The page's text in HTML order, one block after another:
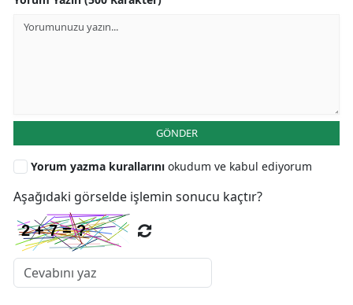
GÖNDER
Yorum yazma kurallarını okudum ve kabul ediyorum
Aşağıdaki görselde işlemin sonucu kaçtır?